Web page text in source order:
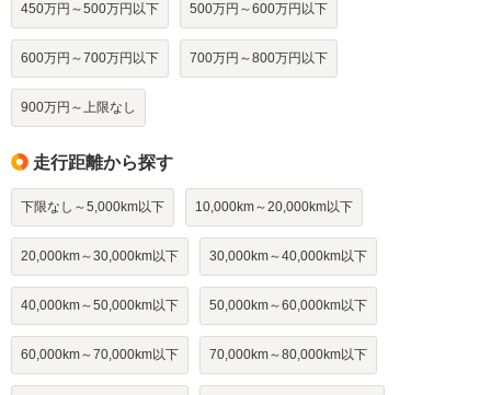
450万円～500万円以下 500万円～600万円以下
600万円～700万円以下 700万円～800万円以下
900万円～上限なし
走行距離から探す
下限なし～5,000km以下 10,000km～20,000km以下
20,000km～30,000km以下 30,000km～40,000km以下
40,000km～50,000km以下 50,000km～60,000km以下
60,000km～70,000km以下 70,000km～80,000km以下